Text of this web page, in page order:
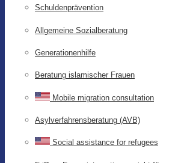
Schuldenprävention
Allgemeine Sozialberatung
Generationenhilfe
Beratung islamischer Frauen
Mobile migration consultation
Asylverfahrensberatung (AVB)
Social assistance for refugees